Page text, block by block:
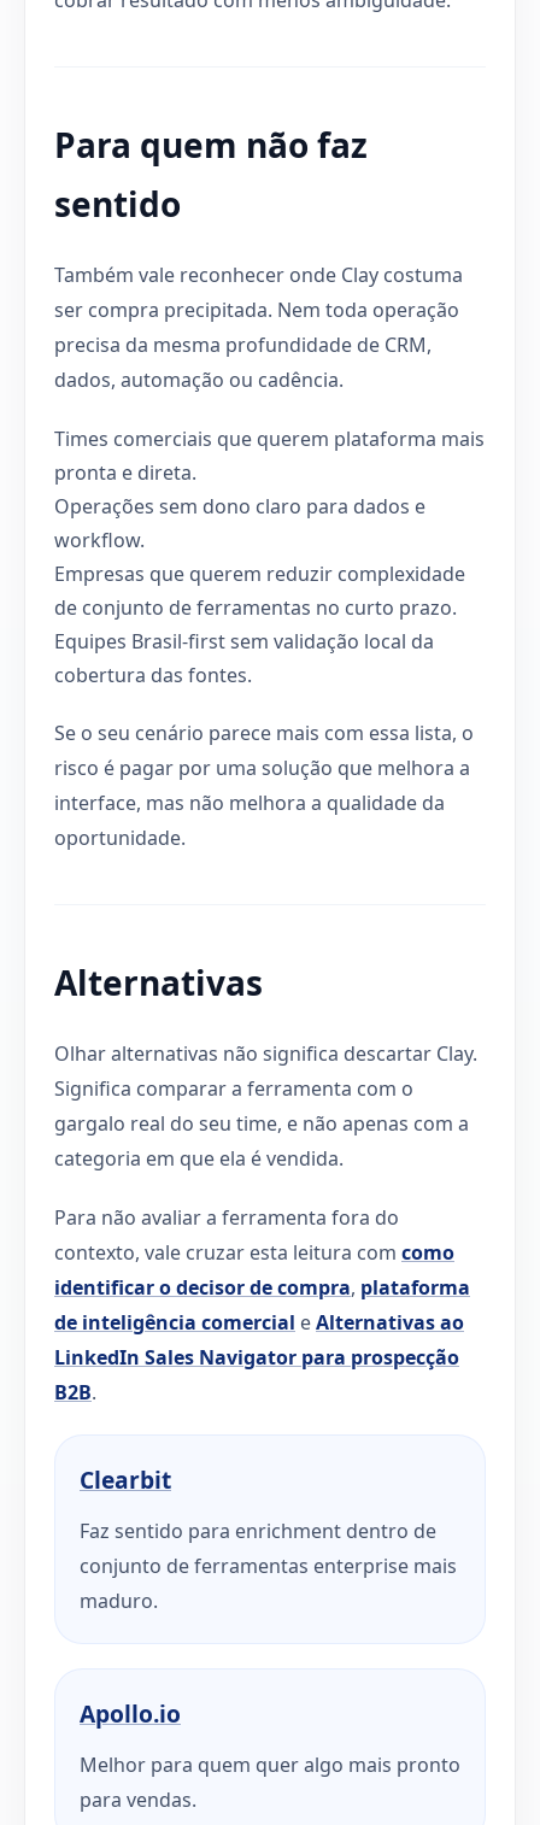
Para quem não faz
sentido
Também vale reconhecer onde Clay costuma
ser compra precipitada. Nem toda operação
precisa da mesma profundidade de CRM,
dados, automação ou cadência.
Times comerciais que querem plataforma mais
pronta e direta.
Operações sem dono claro para dados e
workflow.
Empresas que querem reduzir complexidade
de conjunto de ferramentas no curto prazo.
Equipes Brasil-first sem validação local da
cobertura das fontes.
Se o seu cenário parece mais com essa lista, o
risco é pagar por uma solução que melhora a
interface, mas não melhora a qualidade da
oportunidade.
Alternativas
Olhar alternativas não significa descartar Clay.
Significa comparar a ferramenta com o
gargalo real do seu time, e não apenas com a
categoria em que ela é vendida.
Para não avaliar a ferramenta fora do
contexto, vale cruzar esta leitura com como
identificar o decisor de compra, plataforma
de inteligência comercial eAlternativas ao
LinkedIn Sales Navigator para prospecção
B2B.
Clearbit
Faz sentido para enrichment dentro de
conjunto de ferramentas enterprise mais
maduro.
Apollo.io
Melhor para quem quer algo mais pronto
para vendas.